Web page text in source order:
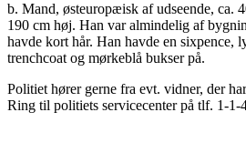
b. Mand, østeuropæisk af udseende, ca.
190 cm høj. Han var almindelig af
havde kort hår. Han havde en sixpence,
trenchcoat og mørkeblå bukser på.
Politiet hører gerne fra evt. vidner, der
Ring til politiets servicecenter på tlf. 1-1-